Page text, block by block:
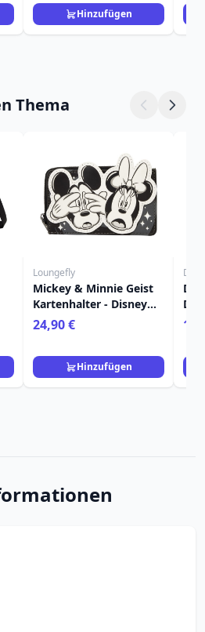
Hinzufügen
Thema
Loungefly
Mickey & Minnie Geist
Kartenhalter - Disney
Loungefly
24,90 €
Hinzufügen